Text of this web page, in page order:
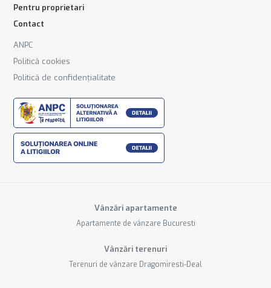
Pentru proprietari
Contact
ANPC
Politică cookies
Politică de confidențialitate
Vânzări apartamente
Apartamente de vânzare Bucuresti
Vânzări terenuri
Terenuri de vânzare Dragomiresti-Deal